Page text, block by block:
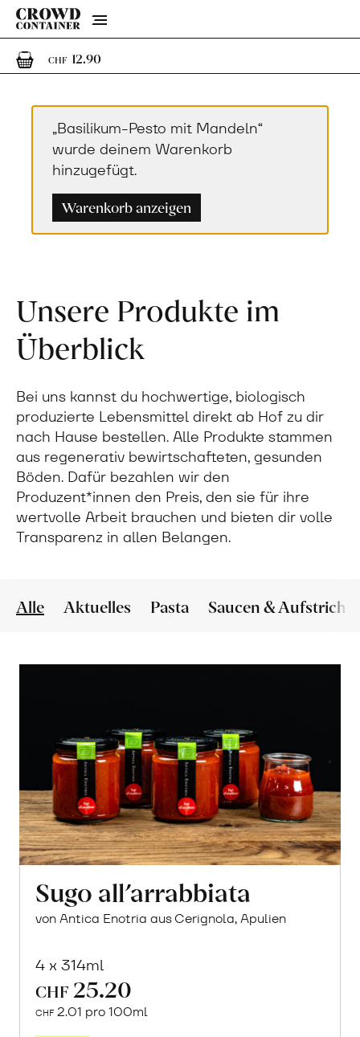
Menu
CHF 12.901 Artikel im Warenkorb
„Basilikum-Pesto mit Mandeln“
wurde deinem Warenkorb
hinzugefügt.
Warenkorb anzeigen
Unsere Produkte im
Überblick
Bei uns kannst du hochwertige, biologisch
produzierte Lebensmittel direkt ab Hof zu dir
nach Hause bestellen. Alle Produkte stammen
aus regenerativ bewirtschafteten, gesunden
Böden. Dafür bezahlen wir den
Produzent*innen den Preis, den sie für ihre
wertvolle Arbeit brauchen und bieten dir volle
Transparenz in allen Belangen.
Alle Aktuelles Pasta Saucen & Aufstriche
Sugo all’arrabbiata
von Antica Enotria aus Cerignola, Apulien
4 x 314ml
CHF 25.20
CHF 2.01 pro 100ml